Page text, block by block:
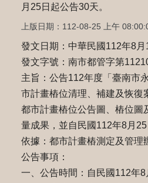
月25日起公告30天。
上版日期：112-08-25 上午
發文日期：中華民國112年8月
發文字號：南市都管字第
主旨：公告112年度「臺南市
市計畫樁位清理、補建及恢復
都市計畫樁位公告圖、樁位圖
量成果，並自民國112年8月25
依據：都市計畫樁測定及管理
公告事項：
一、公告時間：自民國112年8